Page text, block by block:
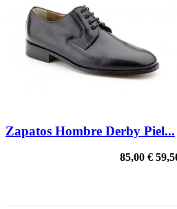
Zapatos Hombre Derby Piel...
85,00 €